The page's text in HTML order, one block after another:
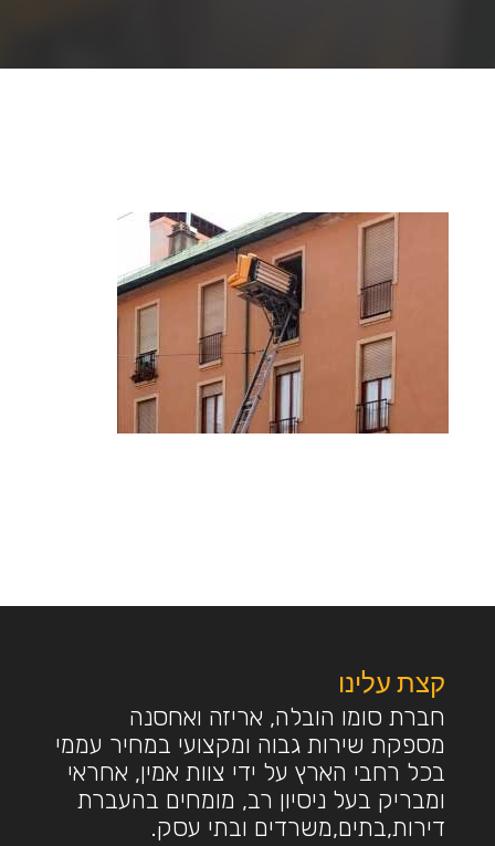
קצת עלינו
חברת סומו הובלה, אריזה ואחסנה
מספקת שירות גבוה ומקצועי במחיר עממי
בכל רחבי הארץ על ידי צוות אמין, אחראי
ומבריק בעל ניסיון רב, מומחים בהעברת
דירות,בתים,משרדים ובתי עסק.